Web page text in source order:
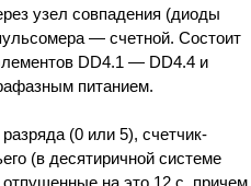
узел совпадения (диоды
— счетной. Состоит
DD4.1 — DD4.4 и
питанием.
(0 или 5), счетчик-
(в десятиричной системе